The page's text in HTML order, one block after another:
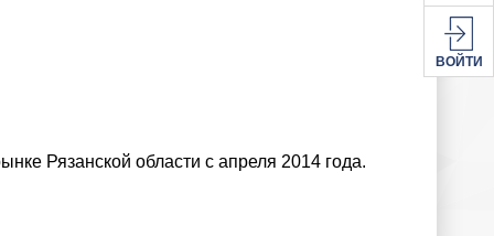
ВОЙТИ
Рязанской области с апреля 2014 года.